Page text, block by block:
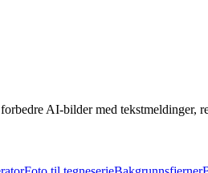
AI-bilder med tekstmeldinger,